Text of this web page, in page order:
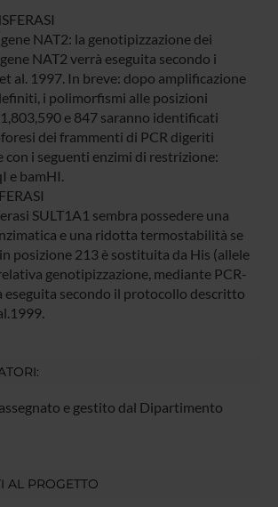
NAT2: la genotipizzazione dei
NAT2 verrà eseguita secondo i
al. 1997. In breve: dopo amplificazione
i polimorfismi alle posizioni
e 847 saranno identificati
dei frammenti di PCR digeriti
i seguenti enzimi di restrizione:
e bamHI.
SULT1A1 sembra possedere una
e una ridotta termostabilità se
posizione 213 è sostituita da His (allele
genotipizzazione, mediante PCR-
eseguita secondo il protocollo descritto
assegnato e gestito dal Dipartimento
AL PROGETTO